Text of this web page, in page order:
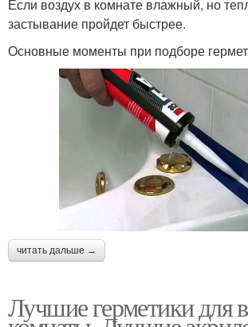
Если воздух в комнате влажный, но
застывание пройдет быстрее.
Основные моменты при подборе
читать дальше →
Лучшие герметики для